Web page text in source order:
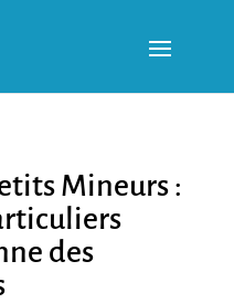
Mineurs :
des